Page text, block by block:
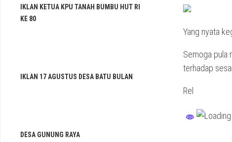
Yang nyata
Semoga pula
terhadap
Rel
IKLAN KETUA KPU TANAH BUMBU HUT RI
KE 80
IKLAN 17 AGUSTUS DESA BATU BULAN
DESA GUNUNG RAYA